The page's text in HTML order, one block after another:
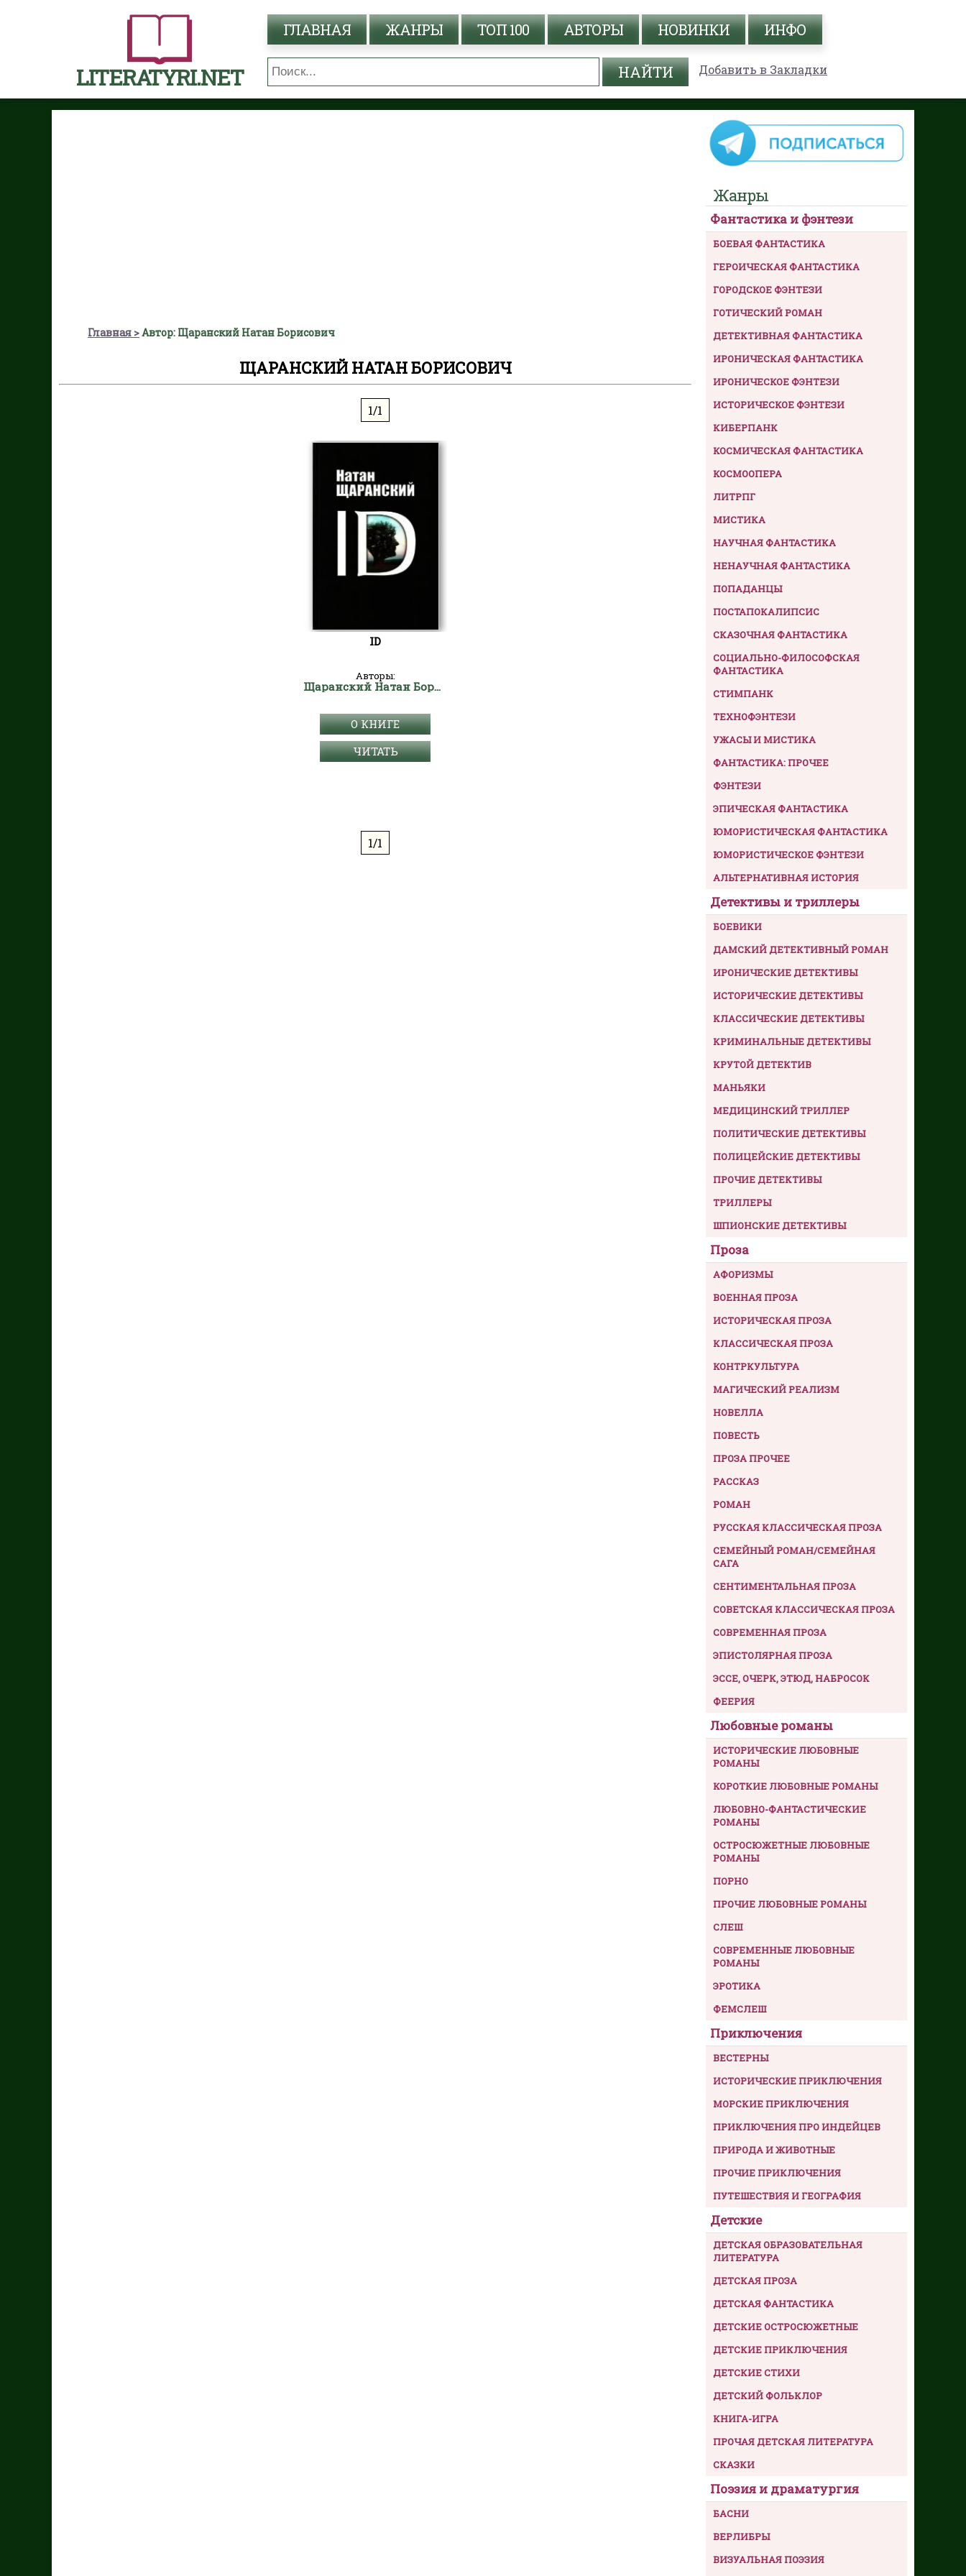
LITERATYRI.NET
ГЛАВНАЯ ЖАНРЫ ТОП 100 АВТОРЫ НОВИНКИ ИНФО
Добавить в Закладки
Главная Автор: Щаранский Натан Борисович
ЩАРАНСКИЙ НАТАН БОРИСОВИЧ
1/1
ID
Авторы:
Щаранский Натан Борисович
О КНИГЕ
ЧИТАТЬ
1/1
Жанры
Фантастика и фэнтези
БОЕВАЯ ФАНТАСТИКА
ГЕРОИЧЕСКАЯ ФАНТАСТИКА
ГОРОДСКОЕ ФЭНТЕЗИ
ГОТИЧЕСКИЙ РОМАН
ДЕТЕКТИВНАЯ ФАНТАСТИКА
ИРОНИЧЕСКАЯ ФАНТАСТИКА
ИРОНИЧЕСКОЕ ФЭНТЕЗИ
ИСТОРИЧЕСКОЕ ФЭНТЕЗИ
КИБЕРПАНК
КОСМИЧЕСКАЯ ФАНТАСТИКА
КОСМООПЕРА
ЛИТРПГ
МИСТИКА
НАУЧНАЯ ФАНТАСТИКА
НЕНАУЧНАЯ ФАНТАСТИКА
ПОПАДАНЦЫ
ПОСТАПОКАЛИПСИС
СКАЗОЧНАЯ ФАНТАСТИКА
СОЦИАЛЬНО-ФИЛОСОФСКАЯ
ФАНТАСТИКА
СТИМПАНК
ТЕХНОФЭНТЕЗИ
УЖАСЫ И МИСТИКА
ФАНТАСТИКА: ПРОЧЕЕ
ФЭНТЕЗИ
ЭПИЧЕСКАЯ ФАНТАСТИКА
ЮМОРИСТИЧЕСКАЯ ФАНТАСТИКА
ЮМОРИСТИЧЕСКОЕ ФЭНТЕЗИ
АЛЬТЕРНАТИВНАЯ ИСТОРИЯ
Детективы и триллеры
БОЕВИКИ
ДАМСКИЙ ДЕТЕКТИВНЫЙ РОМАН
ИРОНИЧЕСКИЕ ДЕТЕКТИВЫ
ИСТОРИЧЕСКИЕ ДЕТЕКТИВЫ
КЛАССИЧЕСКИЕ ДЕТЕКТИВЫ
КРИМИНАЛЬНЫЕ ДЕТЕКТИВЫ
КРУТОЙ ДЕТЕКТИВ
МАНЬЯКИ
МЕДИЦИНСКИЙ ТРИЛЛЕР
ПОЛИТИЧЕСКИЕ ДЕТЕКТИВЫ
ПОЛИЦЕЙСКИЕ ДЕТЕКТИВЫ
ПРОЧИЕ ДЕТЕКТИВЫ
ТРИЛЛЕРЫ
ШПИОНСКИЕ ДЕТЕКТИВЫ
Проза
АФОРИЗМЫ
ВОЕННАЯ ПРОЗА
ИСТОРИЧЕСКАЯ ПРОЗА
КЛАССИЧЕСКАЯ ПРОЗА
КОНТРКУЛЬТУРА
МАГИЧЕСКИЙ РЕАЛИЗМ
НОВЕЛЛА
ПОВЕСТЬ
ПРОЗА ПРОЧЕЕ
РАССКАЗ
РОМАН
РУССКАЯ КЛАССИЧЕСКАЯ ПРОЗА
СЕМЕЙНЫЙ РОМАН/СЕМЕЙНАЯ
САГА
СЕНТИМЕНТАЛЬНАЯ ПРОЗА
СОВЕТСКАЯ КЛАССИЧЕСКАЯ ПРОЗА
СОВРЕМЕННАЯ ПРОЗА
ЭПИСТОЛЯРНАЯ ПРОЗА
ЭССЕ, ОЧЕРК, ЭТЮД, НАБРОСОК
ФЕЕРИЯ
Любовные романы
ИСТОРИЧЕСКИЕ ЛЮБОВНЫЕ
РОМАНЫ
КОРОТКИЕ ЛЮБОВНЫЕ РОМАНЫ
ЛЮБОВНО-ФАНТАСТИЧЕСКИЕ
РОМАНЫ
ОСТРОСЮЖЕТНЫЕ ЛЮБОВНЫЕ
РОМАНЫ
ПОРНО
ПРОЧИЕ ЛЮБОВНЫЕ РОМАНЫ
СЛЕШ
СОВРЕМЕННЫЕ ЛЮБОВНЫЕ
РОМАНЫ
ЭРОТИКА
ФЕМСЛЕШ
Приключения
ВЕСТЕРНЫ
ИСТОРИЧЕСКИЕ ПРИКЛЮЧЕНИЯ
МОРСКИЕ ПРИКЛЮЧЕНИЯ
ПРИКЛЮЧЕНИЯ ПРО ИНДЕЙЦЕВ
ПРИРОДА И ЖИВОТНЫЕ
ПРОЧИЕ ПРИКЛЮЧЕНИЯ
ПУТЕШЕСТВИЯ И ГЕОГРАФИЯ
Детские
ДЕТСКАЯ ОБРАЗОВАТЕЛЬНАЯ
ЛИТЕРАТУРА
ДЕТСКАЯ ПРОЗА
ДЕТСКАЯ ФАНТАСТИКА
ДЕТСКИЕ ОСТРОСЮЖЕТНЫЕ
ДЕТСКИЕ ПРИКЛЮЧЕНИЯ
ДЕТСКИЕ СТИХИ
ДЕТСКИЙ ФОЛЬКЛОР
КНИГА-ИГРА
ПРОЧАЯ ДЕТСКАЯ ЛИТЕРАТУРА
СКАЗКИ
Поэзия и драматургия
БАСНИ
ВЕРЛИБРЫ
ВИЗУАЛЬНАЯ ПОЭЗИЯ